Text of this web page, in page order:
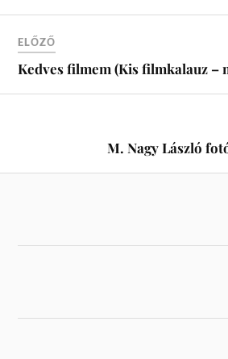
ELŐZŐ
Kedves filmem (Kis filmkalauz –
M. Nagy László